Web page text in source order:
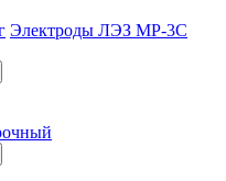
Электроды ЛЭЗ МР-3С